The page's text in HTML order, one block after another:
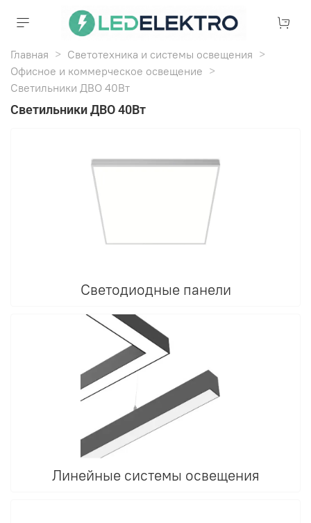
Главная
Светотехника и системы освещения
Офисное и коммерческое освещение
Светильники ДВО 40Вт
Светильники ДВО 40Вт
Светодиодные панели
Линейные системы освещения